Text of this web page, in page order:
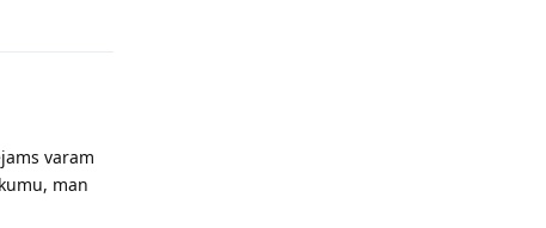
varam
man